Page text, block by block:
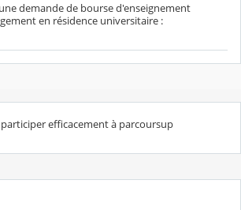
demande de bourse d'enseignement
en résidence universitaire :
efficacement à parcoursup